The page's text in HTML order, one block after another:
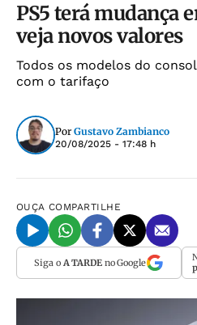
PS5 terá mudança
veja novos valores
Todos os modelos do
com o tarifaço
Por Gustavo Zambianco
20/08/2025 - 17:48 h
OUÇA COMPARTILHE
Siga o A TARDEno Google